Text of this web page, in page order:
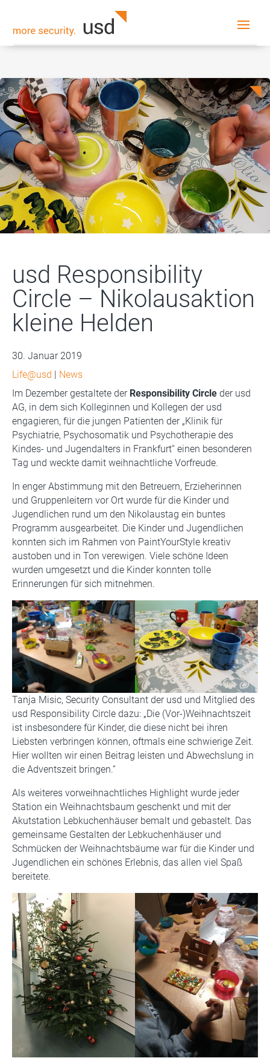
usd Responsibility
Circle – Nikolausaktion
kleine Helden
30. Januar 2019
Life@usd
News
Im Dezember gestaltete der Responsibility Circle der usd
AG, in dem sich Kolleginnen und Kollegen der usd
engagieren, für die jungen Patienten der „Klinik für
Psychiatrie, Psychosomatik und Psychotherapie des
Kindes- und Jugendalters in Frankfurt“ einen besonderen
Tag und weckte damit weihnachtliche Vorfreude.
In enger Abstimmung mit den Betreuern, Erzieherinnen
und Gruppenleitern vor Ort wurde für die Kinder und
Jugendlichen rund um den Nikolaustag ein buntes
Programm ausgearbeitet. Die Kinder und Jugendlichen
konnten sich im Rahmen von PaintYourStyle kreativ
austoben und in Ton verewigen. Viele schöne Ideen
wurden umgesetzt und die Kinder konnten tolle
Erinnerungen für sich mitnehmen.
Tanja Misic, Security Consultant der usd und Mitglied des
usd Responsibility Circle dazu: „Die (Vor-)Weihnachtszeit
ist insbesondere für Kinder, die diese nicht bei ihren
Liebsten verbringen können, oftmals eine schwierige Zeit.
Hier wollten wir einen Beitrag leisten und Abwechslung in
die Adventszeit bringen.“
Als weiteres vorweihnachtliches Highlight wurde jeder
Station ein Weihnachtsbaum geschenkt und mit der
Akutstation Lebkuchenhäuser bemalt und gebastelt. Das
gemeinsame Gestalten der Lebkuchenhäuser und
Schmücken der Weihnachtsbäume war für die Kinder und
Jugendlichen ein schönes Erlebnis, das allen viel Spaß
bereitete.